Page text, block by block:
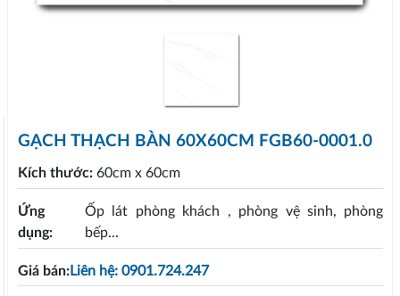
GẠCH THẠCH BÀN 60X60CM FGB60-0001.0
Kích thước: 60cm x 60cm
Ứng
dụng:
Ốp lát phòng khách , phòng vệ sinh, phòng
bếp...
Giá bán:Liên hệ: 0901.724.247